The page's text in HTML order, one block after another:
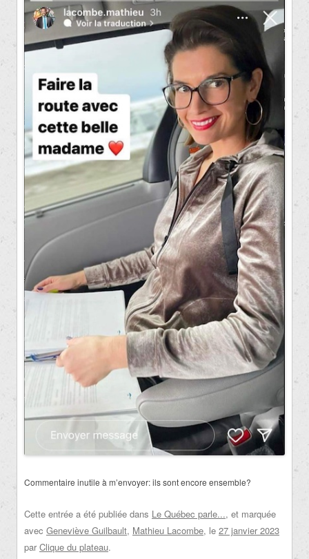
Commentaire inutile à m’envoyer: ils sont encore ensemble?
Cette entrée a été publiée dans Le Québec parle..., et marquée
avec Geneviève Guilbault, Mathieu Lacombe, le 27 janvier 2023
par Clique du plateau.